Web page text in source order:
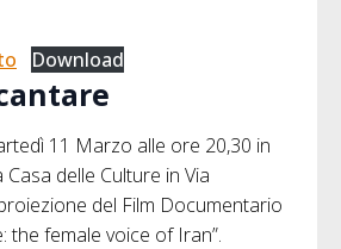
Download
11 Marzo alle ore 20,30 in
delle Culture in Via
del Film Documentario
the female voice of Iran”.